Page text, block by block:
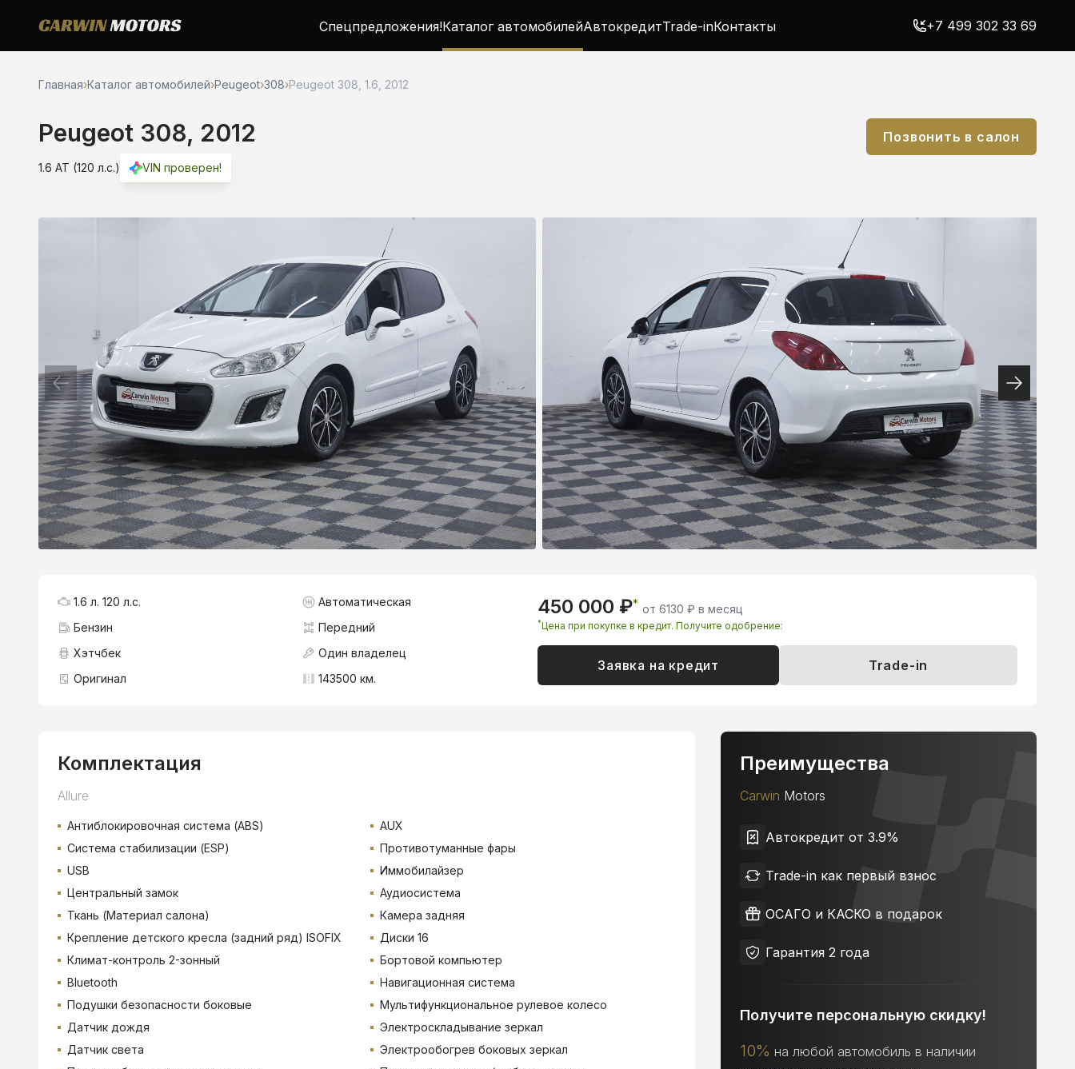
Спецпредложения!Каталог автомобилейАвтокредитTrade-inКонтакты +7 499 302 33 69
Главная›Каталог автомобилей›Peugeot›308›Peugeot 308, 1.6, 2012
Peugeot 308, 2012
1.6 AT (120 л.с.) VIN проверен!
Позвонить в салон
450 000 ₽* от 6130 ₽ в месяц
*Цена при покупке в кредит. Получите одобрение:
Заявка на кредит Trade-in
1.6 л. 120 л.с.
Автоматическая
Бензин
Передний
Хэтчбек
Один владелец
Оригинал
143500 км.
Комплектация
Allure
Антиблокировочная система (ABS)
AUX
Система стабилизации (ESP)
Противотуманные фары
USB
Иммобилайзер
Центральный замок
Аудиосистема
Ткань (Материал салона)
Камера задняя
Крепление детского кресла (задний ряд) ISOFIX
Диски 16
Климат-контроль 2-зонный
Бортовой компьютер
Bluetooth
Навигационная система
Подушки безопасности боковые
Мультифункциональное рулевое колесо
Датчик дождя
Электроскладывание зеркал
Датчик света
Электрообогрев боковых зеркал
Преимущества
Carwin Motors
Автокредит от 3.9%
Trade-in как первый взнос
ОСАГО и КАСКО в подарок
Гарантия 2 года
Получите персональную скидку!
10% на любой автомобиль в наличии